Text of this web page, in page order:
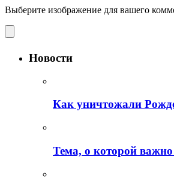
Выберите изображение для вашего
Новости
Как уничтожали
Тема, о которой